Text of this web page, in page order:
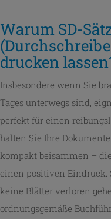
Warum SD-
drucken
Insbesondere wenn Sie
Tages unterwegs sind,
perfekt für einen
halten Sie Ihre
kompakt beisammen –
einen positiven Eindruck.
keine Blätter verloren
ordnungsgemäße